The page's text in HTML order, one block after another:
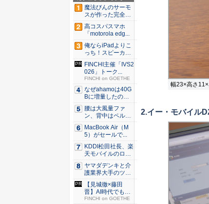
幅23×高さ
2.イー・モバイル
Office 2021 - Win11
搭載
魔法びんのサーモ
スが作った完全遮
光100...
高コスパスマホ
「motorola edg...
俺ならiPadよりこ
っち！スピーカー
9個...
FINCHI主催「IVS2
026」トーク...
FINCHI on GOETHE
なぜahamoは40G
Bに増量したの
か ...
腰は大風量ファ
ン、背中はペルチ
ェ冷却。ダ...
MacBook Air（M
5）がセールで...
KDDI松田社長、楽
天モバイルのロー
ミン...
ヤマダデンキと介
護業界大手のツク
イが協業...
【見城徹×藤田
晋】AI時代でも変
わらない...
FINCHI on GOETHE